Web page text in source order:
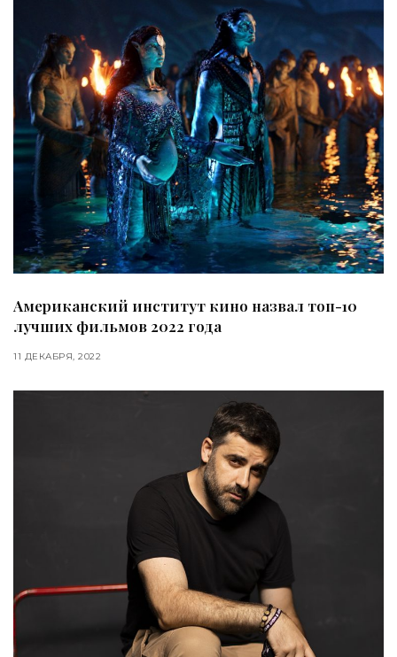
Американский институт кино назвал топ-10
лучших фильмов 2022 года
11 ДЕКАБРЯ, 2022